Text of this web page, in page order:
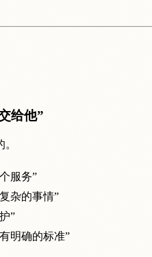
给他”
服务”
杂的事情”
”
明确的标准”